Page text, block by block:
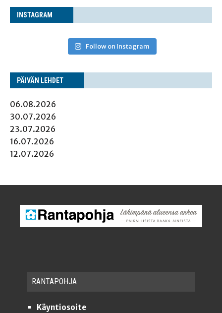
INS­TA­GRAM
Follow on Instagram
PÄI­VÄN LEHDET
06.08.2026
30.07.2026
23.07.2026
16.07.2026
12.07.2026
RAN­TA­POH­JA
Käyntiosoite